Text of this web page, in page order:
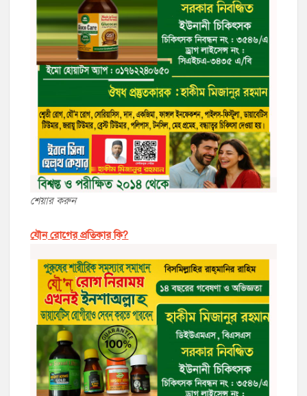
শেয়ার করুন
যৌন রোগের প্রতিকার কি?